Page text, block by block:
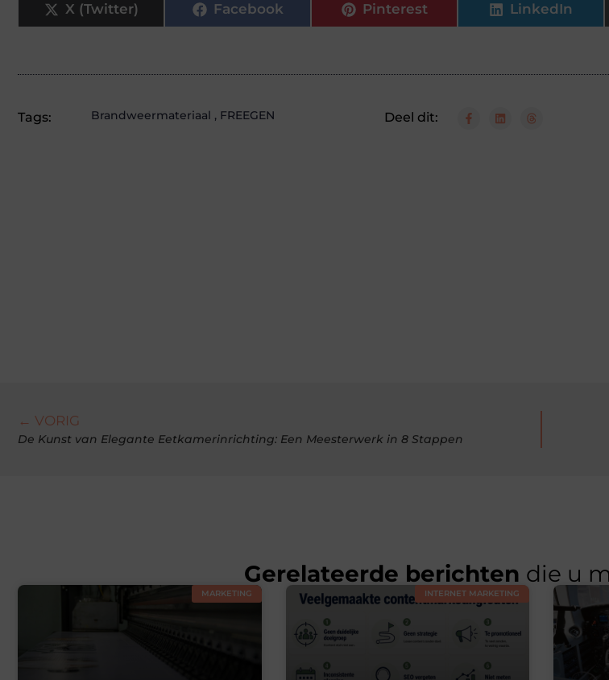
X (Twitter) Facebook Pinterest LinkedIn
Tags: Brandweermateriaal , FREEGEN Deel dit:
← VORIG
De Kunst van Elegante Eetkamerinrichting: Een Meesterwerk in 8 Stappen
Gerelateerde berichten die u
MARKETING INTERNET MARKETING